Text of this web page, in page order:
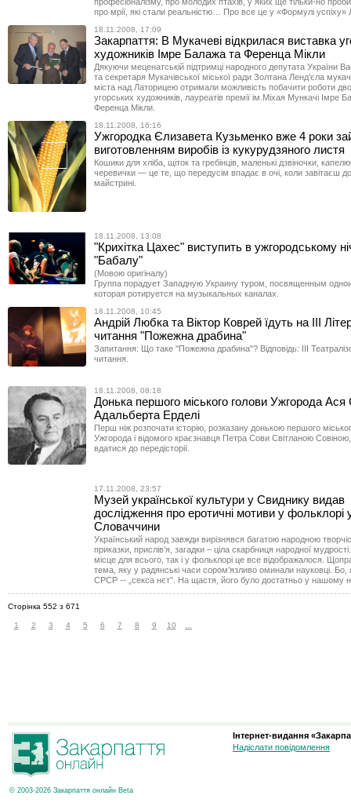
про мрії, які стали реальністю… Про все це у «Формулі
18.11.2008, 17:09
Закарпаття: В Мукачеві відкрилася виставка
художників Імре Балажа та Ференца Мікли
Дякуючи меценатській підтримці народного депутата України
та секретаря Мукачівської міської ради Золтана Ленд’єла
міста над Латорицею отримали можливість побачити роботи
угорських художників, лауреатів премії ім.Міхая Мункачі Імре
Ференца Мікли.
18.11.2008, 16:16
Ужгородка Єлизавета Кузьменко вже 4 роки
виготовленням виробів із кукурудзяного листя
Кошики для хліба, щіток та гребінців, маленькі дзвіночки,
черевички — це те, що передусім впадає в очі, коли завітаєш
майстрині.
18.11.2008, 13:08
"Крихітка Цахес" виступить в ужгородському
"Бабалу"
(Мовою оригіналу)
Группа порадует Западную Украину туром, посвященным
которая ротируется на музыкальных каналах.
18.11.2008, 10:45
Андрій Любка та Віктор Коврей їдуть на ІІІ
читання "Пожежна драбина"
Запитання: Що таке "Пожежна драбина"? Відповідь: ІІІ
читання.
18.11.2008, 08:18
Донька першого міського голови Ужгорода
Адальберта Ерделі
Перш ніж розпочати історію, розказану донькою першого
Ужгорода і відомого краєзнавця Петра Сови Світланою
вдатися до передісторії.
17.11.2008, 23:57
Музей української культури у Свиднику видав
дослідження про еротичні мотиви у фольклорі
Словаччини
Український народ завжди вирізнявся багатою народною
приказки, прислів’я, загадки – ціла скарбниця народної
місце для всього, так і у фольклорі це все відображалося.
тема, яку у радянські часи сором’язливо оминали науковці. Бо,
СРСР -- „секса нєт”. На щастя, його було достатньо у нашому
Сторінка 552 з 671
1 2 3 4 5 6 7 8 9 10
© 2003-2026 Закарпаття онлайн Beta
Інтернет-видання
Надіслати повідомлення